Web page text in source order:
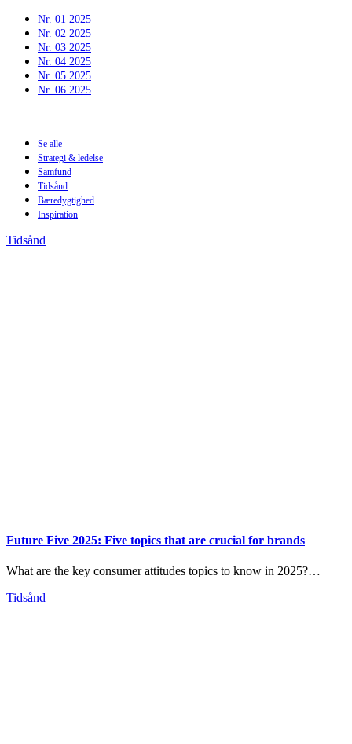
Nr. 01 2025
Nr. 02 2025
Nr. 03 2025
Nr. 04 2025
Nr. 05 2025
Nr. 06 2025
Se alle
Strategi & ledelse
Samfund
Tidsånd
Bæredygtighed
Inspiration
Tidsånd
Future Five 2025: Five topics that are crucial for brands
What are the key consumer attitudes topics to know in 2025?…
Tidsånd